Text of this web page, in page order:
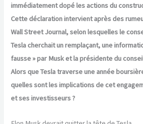
immédiatement dopé les actions du
Cette déclaration intervient après des
Wall Street Journal, selon lesquelles le
Tesla cherchait un remplaçant, une
fausse » par Musk et la présidente du
Alors que Tesla traverse une année
quelles sont les implications de cet
et ses investisseurs ?